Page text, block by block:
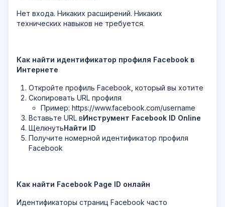
Нет входа. Никаких расширений. Никаких
технических навыков не требуется.
Как найти идентификатор профиля Facebook в
Интернете
Откройте профиль Facebook, который вы хотите
Скопировать URL профиля
Пример: https://www.facebook.com/username
Вставьте URL вИнструмент Facebook ID Online
ЩелкнутьНайти ID
Получите номерной идентификатор профиля
Facebook
Как найти Facebook Page ID онлайн
Идентификаторы страниц Facebook часто